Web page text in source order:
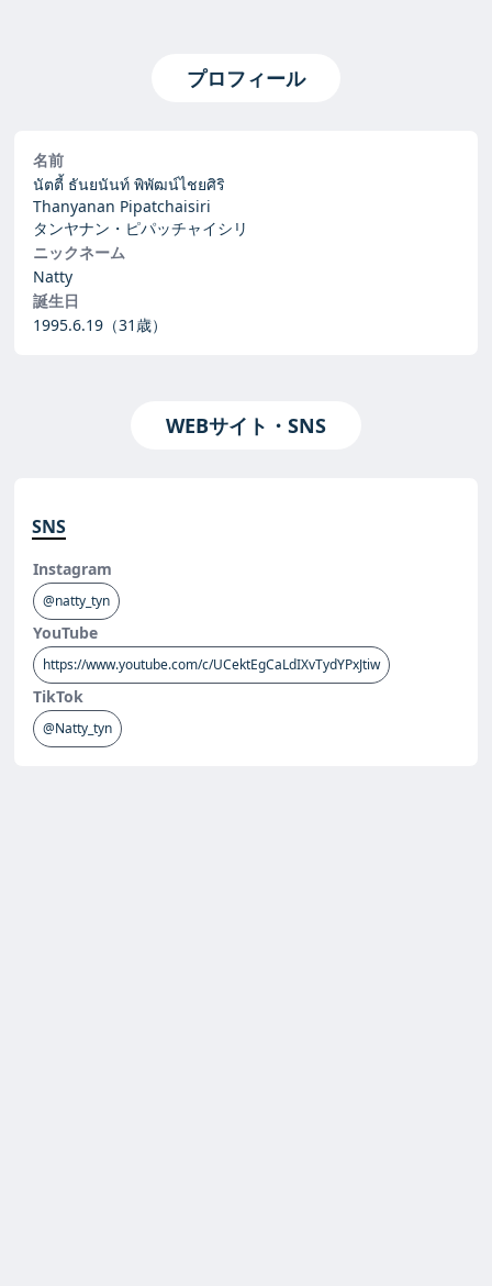
プロフィール
名前
นัตตี้ ธันยนันท์ พิพัฒน์ไชยศิริ
Thanyanan Pipatchaisiri
タンヤナン・ピパッチャイシリ
ニックネーム
Natty
誕生日
1995.6.19 （31歳）
WEBサイト・SNS
SNS
Instagram
@natty_tyn
YouTube
https://www.youtube.com/c/UCektEgCaLdIXvTydYPxJtiw
TikTok
@Natty_tyn